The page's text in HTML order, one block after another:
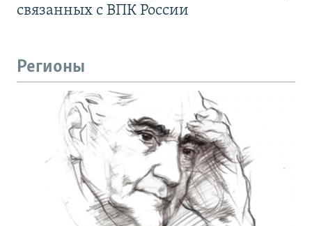
связанных с ВПК России
Регионы